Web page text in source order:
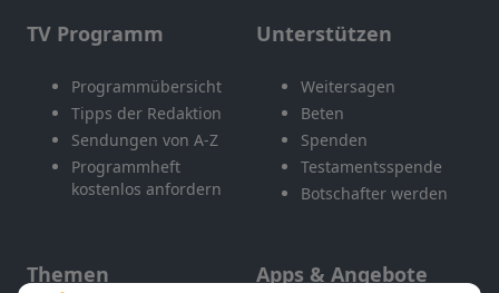
TV Programm
Programmübersicht
Tipps der Redaktion
Sendungen von A-Z
Programmheft
kostenlos anfordern
Unterstützen
Weitersagen
Beten
Spenden
Testamentsspende
Botschafter werden
Themen Apps & Angebote